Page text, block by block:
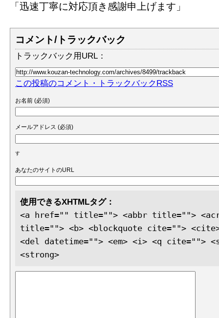
「迅速丁寧に対応頂き感謝申上げます」
コメント/トラックバック
トラックバック用URL：
この投稿のコメント・トラックバックRSS
お名前 (必須)
メールアドレス (必須)
す
あなたのサイトのURL
使用できるXHTMLタグ：
<a href="" title=""> <abbr title="">
title=""> <b> <blockquote cite=""> <cite>
<del datetime=""> <em> <i> <q cite="">
<strong>